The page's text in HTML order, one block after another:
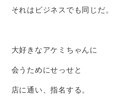
それはビジネスでも同じだ。
大好きなアケミちゃんに
会うためにせっせと
店に通い、指名する。